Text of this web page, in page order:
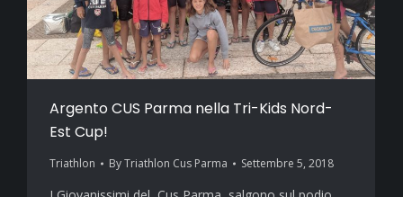
Argento CUS Parma nella Tri-Kids Nord-
Est Cup!
Triathlon ByTriathlon Cus Parma Settembre 5, 2018